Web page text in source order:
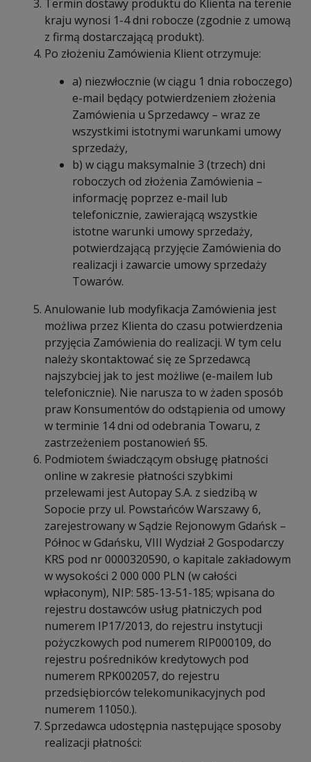
Termin dostawy produktu do Klienta na terenie
kraju wynosi 1-4 dni robocze (zgodnie z umową
z firmą dostarczającą produkt).
Po złożeniu Zamówienia Klient otrzymuje:
a) niezwłocznie (w ciągu 1 dnia roboczego)
e-mail będący potwierdzeniem złożenia
Zamówienia u Sprzedawcy – wraz ze
wszystkimi istotnymi warunkami umowy
sprzedaży,
b) w ciągu maksymalnie 3 (trzech) dni
roboczych od złożenia Zamówienia –
informację poprzez e-mail lub
telefonicznie, zawierającą wszystkie
istotne warunki umowy sprzedaży,
potwierdzającą przyjęcie Zamówienia do
realizacji i zawarcie umowy sprzedaży
Towarów.
Anulowanie lub modyfikacja Zamówienia jest
możliwa przez Klienta do czasu potwierdzenia
przyjęcia Zamówienia do realizacji. W tym celu
należy skontaktować się ze Sprzedawcą
najszybciej jak to jest możliwe (e-mailem lub
telefonicznie). Nie narusza to w żaden sposób
praw Konsumentów do odstąpienia od umowy
w terminie 14 dni od odebrania Towaru, z
zastrzeżeniem postanowień §5.
Podmiotem świadczącym obsługę płatności
online w zakresie płatności szybkimi
przelewami jest Autopay S.A. z siedzibą w
Sopocie przy ul. Powstańców Warszawy 6,
zarejestrowany w Sądzie Rejonowym Gdańsk –
Północ w Gdańsku, VIII Wydział 2 Gospodarczy
KRS pod nr 0000320590, o kapitale zakładowym
w wysokości 2 000 000 PLN (w całości
wpłaconym), NIP: 585-13-51-185; wpisana do
rejestru dostawców usług płatniczych pod
numerem IP17/2013, do rejestru instytucji
pożyczkowych pod numerem RIP000109, do
rejestru pośredników kredytowych pod
numerem RPK002057, do rejestru
przedsiębiorców telekomunikacyjnych pod
numerem 11050.).
Sprzedawca udostępnia następujące sposoby
realizacji płatności: